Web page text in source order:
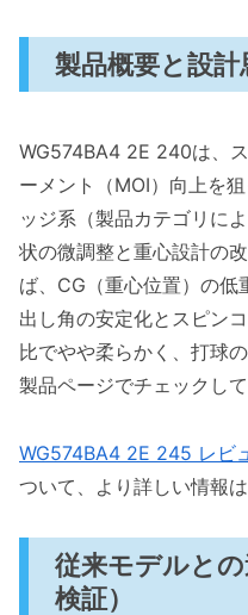
試着時の実践
代替モデルの選
互換など）
サイズ・フィ
スパイク互換
お手入れと耐久
メリットとデ
まとめ：
合評価と推奨）
めしないか
メリット（経
デメリット（
著者プロフィ
製品概要と設計
WG574BA4 2E 240は、
ーメント（MOI）向上を
ッジ系（製品カテゴリに
状の微調整と重心設計の
ば、CG（重心位置）の低
出し角の安定化とスピン
比でやや柔らかく、打球
製品ページでチェックし
WG574BA4 2E 245 レビ
ついて、より詳しい情報
従来モデルと
検証）